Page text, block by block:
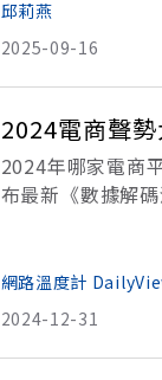
邱莉燕
2025-09-16
2024電商聲
2024年哪家電商
布最新《數據解
網路溫度計
2024-12-31